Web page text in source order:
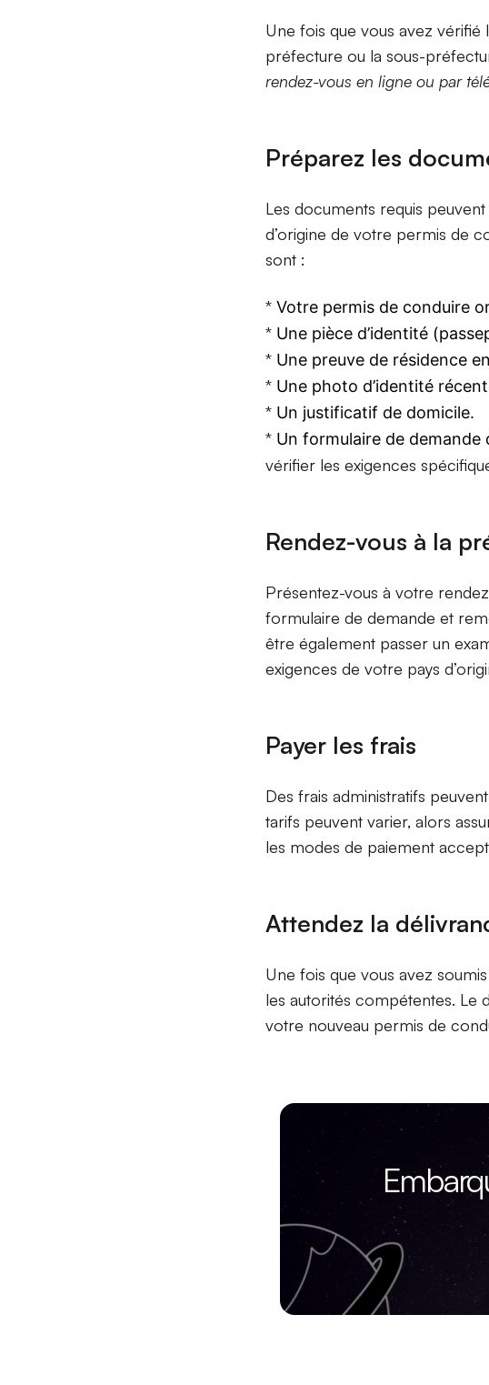
Une fois que vous avez vérifié
préfecture ou la sous-
rendez-vous en ligne ou par
Préparez les
Les documents requis
d’origine de votre permis de
sont :
* Votre permis de conduire
* Une pièce d’identité
* Une preuve de résidence
* Une photo d’identité
* Un justificatif de domicile.
* Un formulaire de
vérifier les exigences
Rendez-vous à la
Présentez-vous à votre
formulaire de demande et
être également passer un
exigences de votre pays
Payer les frais
Des frais administratifs
tarifs peuvent varier, alors
les modes de paiement
Attendez la
Une fois que vous avez
les autorités compétentes. Le
votre nouveau permis de